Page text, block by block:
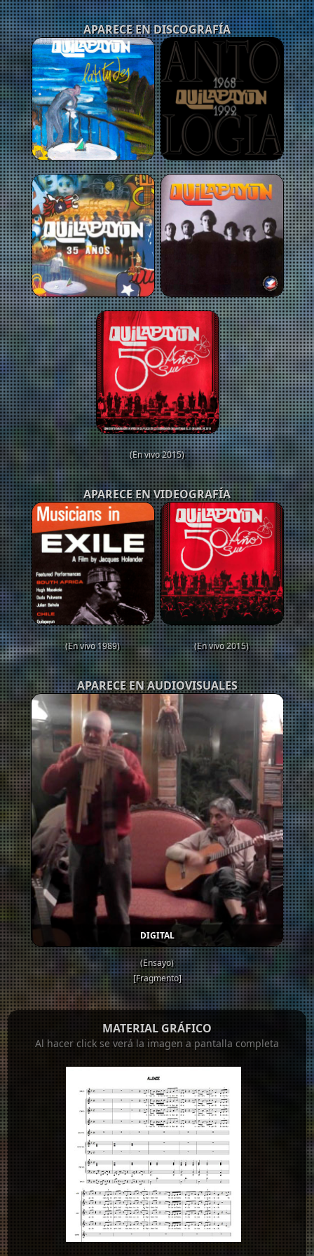
APARECE EN DISCOGRAFÍA
(En vivo 2015)
APARECE EN VIDEOGRAFÍA
(En vivo 1989) (En vivo 2015)
APARECE EN AUDIOVISUALES
DIGITAL
(Ensayo)
[Fragmento]
MATERIAL GRÁFICO
Al hacer click se verá la imagen a pantalla completa